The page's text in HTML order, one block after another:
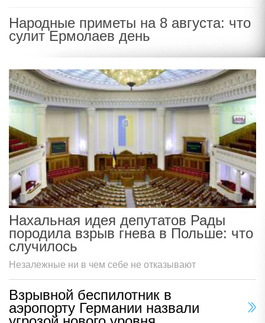
Народные приметы на 8 августа: что
сулит Ермолаев день
Нахальная идея депутатов Рады
породила взрыв гнева в Польше: что
случилось
Незалежные ни в чем себе не отказывают
Взрывной беспилотник в
аэропорту Германии назвали